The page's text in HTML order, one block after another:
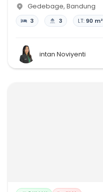
Gedebage, Bandung
3 3 LT: 90 m²
intan Noviyenti